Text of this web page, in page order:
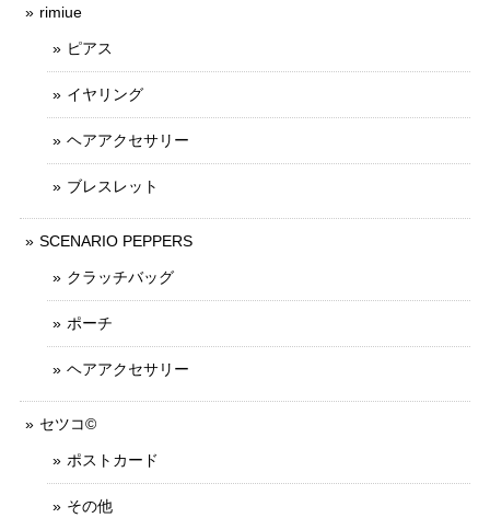
rimiue
ピアス
イヤリング
ヘアアクセサリー
ブレスレット
SCENARIO PEPPERS
クラッチバッグ
ポーチ
ヘアアクセサリー
セツコ©
ポストカード
その他